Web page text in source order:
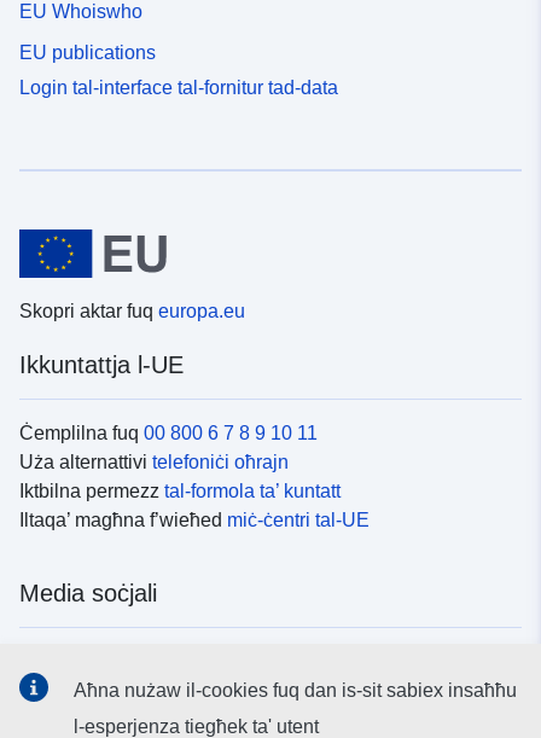
EU Whoiswho
EU publications
Login tal-interface tal-fornitur tad-data
Skopri aktar fuq europa.eu
Ikkuntattja l-UE
Ċemplilna fuq 00 800 6 7 8 9 10 11
Uża alternattivi telefoniċi oħrajn
Iktbilna permezz tal-formola ta’ kuntatt
Iltaqa’ magħna f’wieħed miċ-ċentri tal-UE
Media soċjali
Aħna nużaw il-cookies fuq dan is-sit sabiex insaħħu
l-esperjenza tiegħek ta' utent